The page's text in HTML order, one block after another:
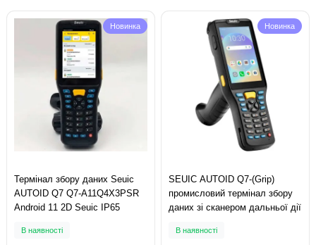
Новинка
Термінал збору даних Seuic
AUTOID Q7 Q7-A11Q4X3PSR
Android 11 2D Seuic IP65
В наявності
Новинка
SEUIC AUTOID Q7-(Grip)
промисловий термінал збору
даних зі сканером дальньої дії
В наявності